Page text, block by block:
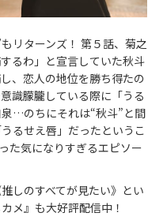
リターンズ！ 第５話、菊之
るわ」と宣言していた秋斗
、恋人の地位を勝ち得たの
識朦朧している際に「うる
…のちにそれは“秋斗”と間
るせえ唇」だったというこ
気になりすぎるエピソー
しのすべてが見たい》とい
メ』も大好評配信中！